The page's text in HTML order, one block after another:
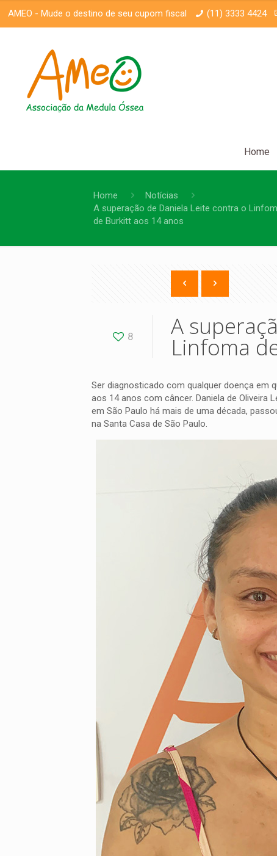
AMEO -Mude o destino de seu cupom fiscal (11) 3333 4424
Home
Home
Notícias
A superação de Daniela Leite contra o
de Burkitt aos 14 anos
8 A
Linfoma
Ser diagnosticado com qualquer doença em
aos 14 anos com câncer. Daniela de Oliveira
em São Paulo há mais de uma década,
na Santa Casa de São Paulo.